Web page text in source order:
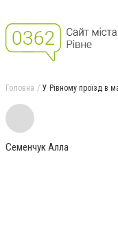
Головна У Рівному проїзд в
Семенчук Алла